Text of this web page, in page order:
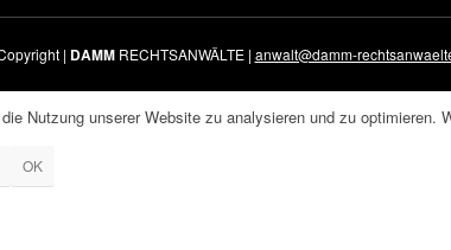
| DAMMRECHTSANWÄLTE | anwalt@damm-
Nutzung unserer Website zu analysieren und zu optimieren.
OK